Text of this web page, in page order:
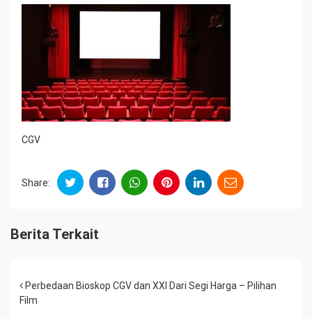
CGV
Share:
Berita Terkait
Post navigation
Perbedaan Bioskop CGV dan XXI Dari Segi Harga – Pilihan
Film